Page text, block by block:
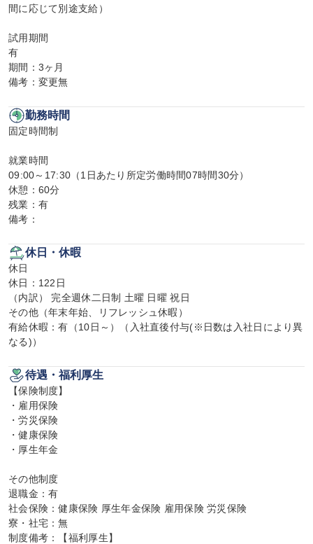
間に応じて別途支給）
試用期間
有
期間：3ヶ月
備考：変更無
勤務時間
固定時間制
就業時間
09:00～17:30（1日あたり所定労働時間07時間30分）
休憩：60分
残業：有
備考：
休日・休暇
休日
休日：122日
（内訳） 完全週休二日制 土曜 日曜 祝日
その他（年末年始、リフレッシュ休暇）
有給休暇：有（10日～）（入社直後付与(※日数は入社日により異
なる)）
待遇・福利厚生
【保険制度】
・雇用保険
・労災保険
・健康保険
・厚生年金
その他制度
退職金：有
社会保険：健康保険 厚生年金保険 雇用保険 労災保険
寮・社宅：無
制度備考：【福利厚生】